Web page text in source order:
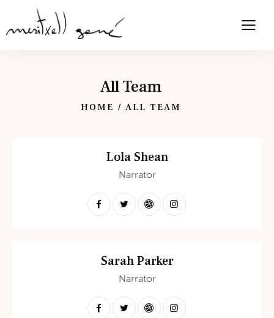
All Team
HOME ALL TEAM
Lola Shean
Narrator
Sarah Parker
Narrator